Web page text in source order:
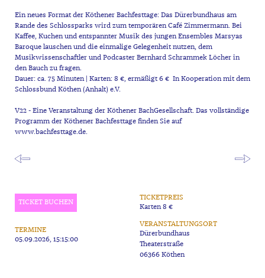
Ein neues Format der Köthener Bachfesttage: Das Dürerbundhaus am
Rande des Schlossparks wird zum temporären Café Zimmermann. Bei
Kaffee, Kuchen und entspannter Musik des jungen Ensembles Marsyas
Baroque lauschen und die einmalige Gelegenheit nutzen, dem
Musikwissenschaftler und Podcaster Bernhard Schrammek Löcher in
den Bauch zu fragen.
Dauer: ca. 75 Minuten | Karten: 8 €, ermäßigt 6 € In Kooperation mit dem
Schlossbund Köthen (Anhalt) e.V.
V22 - Eine Veranstaltung der Köthener BachGesellschaft. Das vollständige
Programm der Köthener Bachfesttage finden Sie auf
www.bachfesttage.de.
TICKET BUCHEN
TERMINE
05.09.2026, 15:15:00
TICKETPREIS
Karten 8 €
VERANSTALTUNGSORT
Dürerbundhaus
Theaterstraße
06366 Köthen